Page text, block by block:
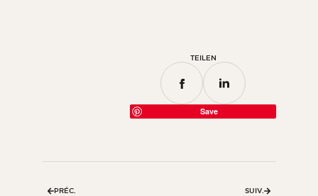
TEILEN
Save
PRÉC. SUIV.